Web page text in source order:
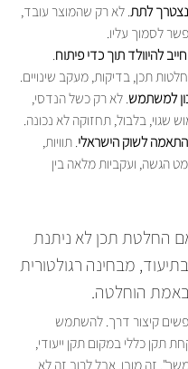
נצטרך לתת. לא רק שהמוצר עובד,
לסמוך עליו.
להיוולד תוך כדי פיתוח.
תכן, בדיקות, מעקב שינויים.
למשתמש. לא רק כשל הנדסי,
שגוי, בלבול, תחזוקה לא נכונה.
לשוק הישראלי. תוויות,
הגשה, ועקביות מלאה בין
החלטת תכן לא ניתנת
מבחינה רגולטורית
באמת הוחלטה.
קיצור דרך. להשתמש
תקן כללי במקום תקן ייעודי,
זה מובן, אבל לרוב זה לא